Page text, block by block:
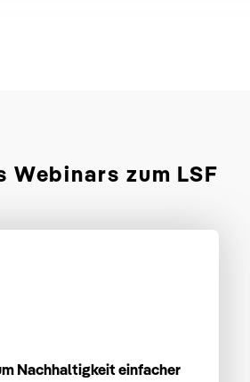
Webinars zum LSF
Nachhaltigkeit einfacher